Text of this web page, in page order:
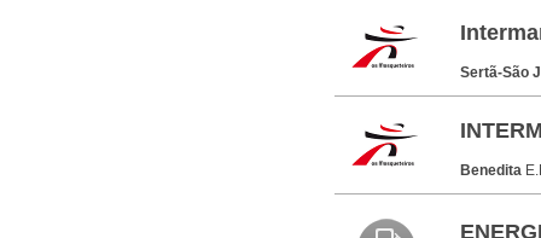
Sertã-São
Benedita